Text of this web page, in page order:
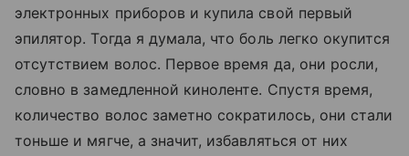
электронных приборов и купила свой первый
эпилятор. Тогда я думала, что боль легко окупится
отсутствием волос. Первое время да, они росли,
словно в замедленной киноленте. Спустя время,
количество волос заметно сократилось, они стали
тоньше и мягче, а значит, избавляться от них